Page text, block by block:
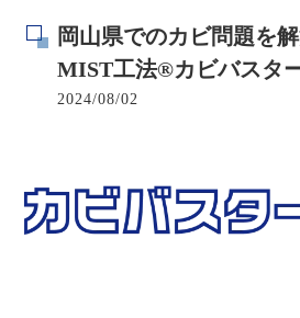
岡山県でのカビ問題を
MIST工法®カビバスタ
2024/08/02